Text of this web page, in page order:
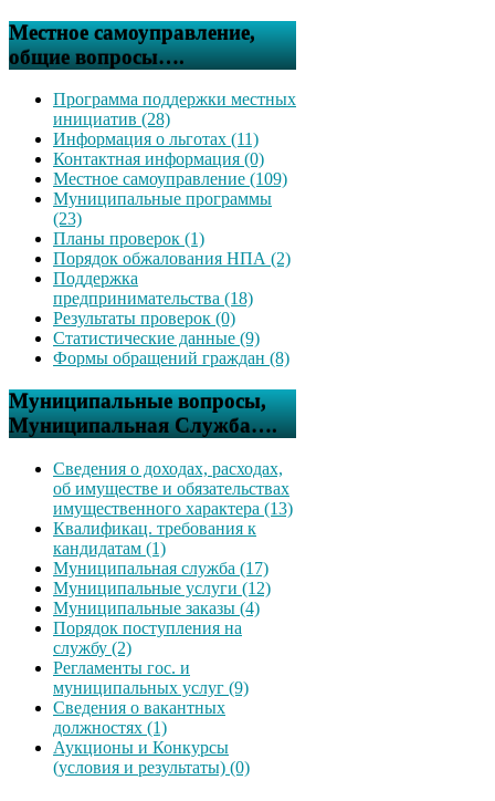
Местное самоуправление,
общие вопросы….
Программа поддержки местных
инициатив (28)
Информация о льготах (11)
Контактная информация (0)
Местное самоуправление (109)
Муниципальные программы
(23)
Планы проверок (1)
Порядок обжалования НПА (2)
Поддержка
предпринимательства (18)
Результаты проверок (0)
Статистические данные (9)
Формы обращений граждан (8)
Муниципальные вопросы,
Муниципальная Служба….
Сведения о доходах, расходах,
об имуществе и обязательствах
имущественного характера (13)
Квалификац. требования к
кандидатам (1)
Муниципальная служба (17)
Муниципальные услуги (12)
Муниципальные заказы (4)
Порядок поступления на
службу (2)
Регламенты гос. и
муниципальных услуг (9)
Сведения о вакантных
должностях (1)
Аукционы и Конкурсы
(условия и результаты) (0)